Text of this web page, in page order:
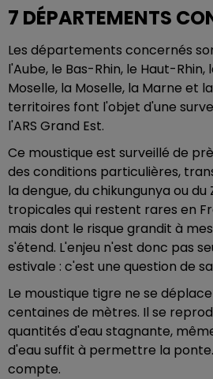
7 DÉPARTEMENTS
Les départements concernés
l'Aube, le Bas-Rhin, le Haut-
Moselle, la Moselle, la Marne et
territoires font l'objet d'une
l'ARS Grand Est.
Ce moustique est surveillé de
des conditions particulières,
la dengue, du chikungunya ou du
tropicales qui restent rares en
mais dont le risque grandit à
s'étend. L'enjeu n'est donc pas
estivale : c'est une question de
Le moustique tigre ne se
centaines de mètres. Il se
quantités d'eau stagnante,
d'eau suffit à permettre la
compte.